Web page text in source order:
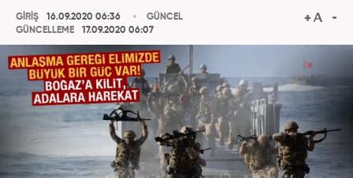
GİRİŞ
16.09.2020 06:36
GÜNCELLEME
17.09.2020 06:07
GÜNCEL